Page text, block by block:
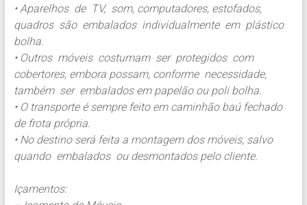
• Aparelhos de TV, som, computadores, estofados,
quadros são embalados individualmente em plástico
bolha.
• Outros móveis costumam ser protegidos com
cobertores, embora possam, conforme necessidade,
também ser embalados em papelão ou poli bolha.
• O transporte é sempre feito em caminhão baú fechado
de frota própria.
• No destino será feita a montagem dos móveis, salvo
quando embalados ou desmontados pelo cliente.
Içamentos: